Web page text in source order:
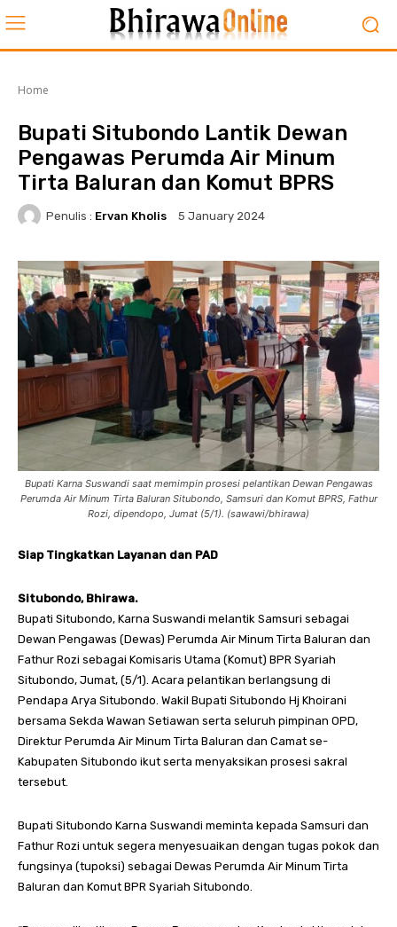
Home
Bupati Situbondo Lantik Dewan
Pengawas Perumda Air Minum
Tirta Baluran dan Komut BPRS
Penulis : Ervan Kholis 5 January 2024
Bupati Karna Suswandi saat memimpin prosesi pelantikan Dewan Pengawas
Perumda Air Minum Tirta Baluran Situbondo, Samsuri dan Komut BPRS, Fathur
Rozi, dipendopo, Jumat (5/1). (sawawi/bhirawa)
Siap Tingkatkan Layanan dan PAD
Situbondo, Bhirawa.
Bupati Situbondo, Karna Suswandi melantik Samsuri sebagai
Dewan Pengawas (Dewas) Perumda Air Minum Tirta Baluran dan
Fathur Rozi sebagai Komisaris Utama (Komut) BPR Syariah
Situbondo, Jumat, (5/1). Acara pelantikan berlangsung di
Pendapa Arya Situbondo. Wakil Bupati Situbondo Hj Khoirani
bersama Sekda Wawan Setiawan serta seluruh pimpinan OPD,
Direktur Perumda Air Minum Tirta Baluran dan Camat se-
Kabupaten Situbondo ikut serta menyaksikan prosesi sakral
tersebut.
Bupati Situbondo Karna Suswandi meminta kepada Samsuri dan
Fathur Rozi untuk segera menyesuaikan dengan tugas pokok dan
fungsinya (tupoksi) sebagai Dewas Perumda Air Minum Tirta
Baluran dan Komut BPR Syariah Situbondo.